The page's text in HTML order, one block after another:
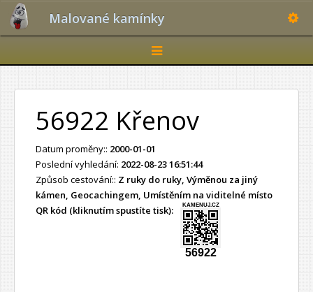
Malované kamínky
Toggle
navigation
56922 Křenov
Datum proměny:: 2000-01-01
Poslední vyhledání: 2022-08-23 16:51:44
Způsob cestování:: Z ruky do ruky, Výměnou za jiný
kámen, Geocachingem, Umístěním na viditelné místo
QR kód (kliknutím spustíte tisk):
KAMENUJ.CZ
56922